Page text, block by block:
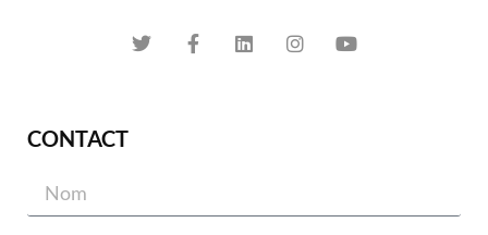
CONTACT